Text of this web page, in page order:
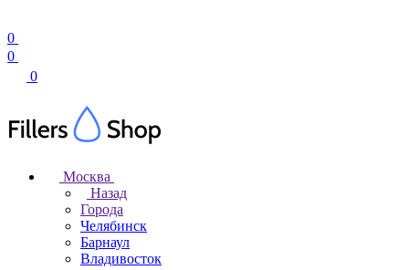
0
0
0
Москва
Назад
Города
Челябинск
Барнаул
Владивосток